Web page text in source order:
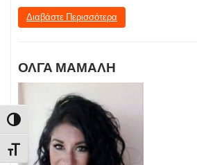
Εναλλαγή Υψηλής Αντίθεσης
Εναλλαγή Μεγέθους Γραμμάτων
Διαβάστε Περισσότερα
ΟΛΓΑ ΜΑΜΑΛΗ